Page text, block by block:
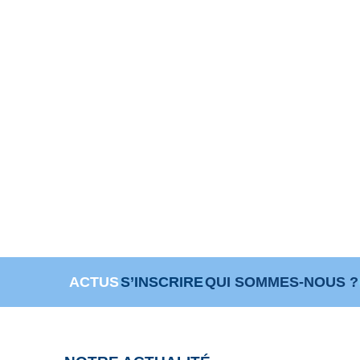
ACTUSS’INSCRIREQUI SOMMES-NOUS ?